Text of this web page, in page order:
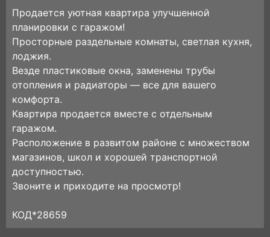
Продается уютная квартира улучшенной
планировки с гаражом!
Просторные раздельные комнаты, светлая кухня,
лоджия.
Везде пластиковые окна, заменены трубы
отопления и радиаторы — все для вашего
комфорта.
Квартира продается вместе с отдельным
гаражом.
Расположение в развитом районе с множеством
магазинов, школ и хорошей транспортной
доступностью.
Звоните и приходите на просмотр!
КОД*28659